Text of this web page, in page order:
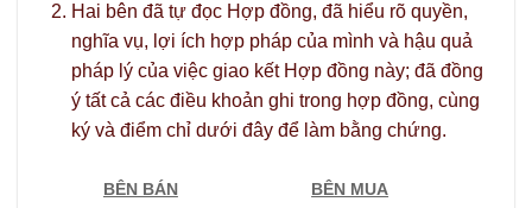
Hai bên đã tự đọc Hợp đồng, đã hiểu rõ quyền,
nghĩa vụ, lợi ích hợp pháp của mình và hậu quả
pháp lý của việc giao kết Hợp đồng này; đã đồng
ý tất cả các điều khoản ghi trong hợp đồng, cùng
ký và điểm chỉ dưới đây để làm bằng chứng.
BÊN BÁN
BÊN MUA